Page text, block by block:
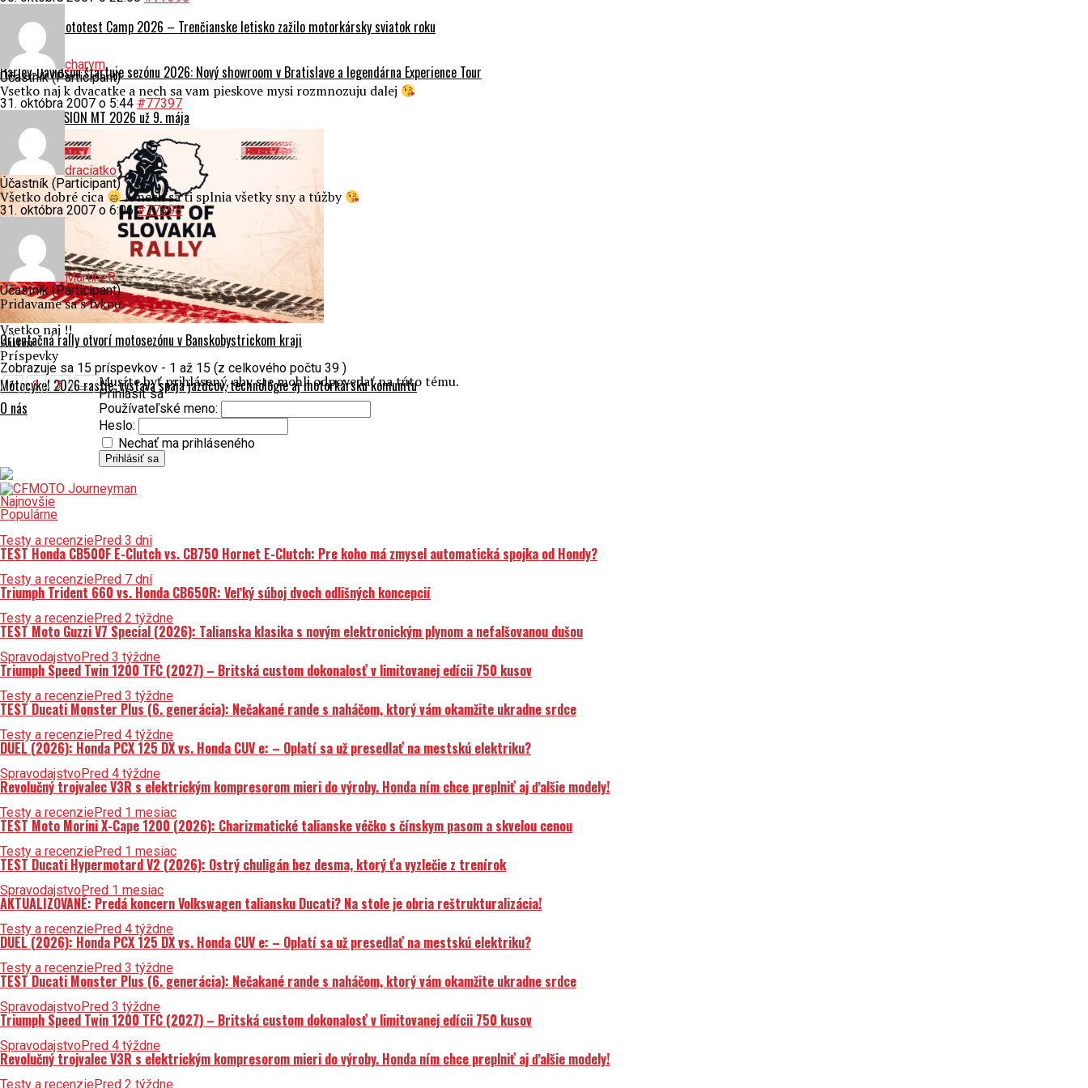
REPORTÁŽ: Mototest Camp 2026 – Trenčianske letisko zažilo motorkársky sviatok roku
Harley-Davidson štartuje sezónu 2026: Nový showroom v Bratislave a legendárna Experience Tour
CFMOTO MISSION MT 2026 už 9. mája
Orientačná rally otvorí motosezónu v Banskobystrickom kraji
Motocykel 2026 rastie: výstava spája jazdcov, technológie aj motorkársku komunitu
O nás
charym
Účastník (Participant)
Vsetko naj k dvacatke a nech sa vam pieskove mysi rozmnozuju dalej
31. októbra 2007 o 5:44 #77397
draciatko
Účastník (Participant)
Všetko dobré cica A nech sa ti splnia všetky sny a túžby
31. októbra 2007 o 6:06 #77398
MartineR
Účastník (Participant)
Pridavame sa s Ivkou.
Vsetko naj !!
Autor
Príspevky
Zobrazuje sa 15 príspevkov - 1 až 15 (z celkového počtu 39 )
1 2 3 → Musíte byť prihlásený, aby ste mohli odpovedať na túto tému.
Prihlásiť sa
Používateľské meno:
Heslo:
Nechať ma prihláseného
Prihlásiť sa
Najnovšie
Populárne
Testy a recenziePred 3 dni
TEST Honda CB500F E-Clutch vs. CB750 Hornet E-Clutch: Pre koho má zmysel automatická spojka od Hondy?
Testy a recenziePred 7 dní
Triumph Trident 660 vs. Honda CB650R: Veľký súboj dvoch odlišných koncepcií
Testy a recenziePred 2 týždne
TEST Moto Guzzi V7 Special (2026): Talianska klasika s novým elektronickým plynom a nefalšovanou dušou
SpravodajstvoPred 3 týždne
Triumph Speed Twin 1200 TFC (2027) – Britská custom dokonalosť v limitovanej edícii 750 kusov
Testy a recenziePred 3 týždne
TEST Ducati Monster Plus (6. generácia): Nečakané rande s naháčom, ktorý vám okamžite ukradne srdce
Testy a recenziePred 4 týždne
DUEL (2026): Honda PCX 125 DX vs. Honda CUV e: – Oplatí sa už presedlať na mestskú elektriku?
SpravodajstvoPred 4 týždne
Revolučný trojvalec V3R s elektrickým kompresorom mieri do výroby. Honda ním chce preplniť aj ďalšie modely!
Testy a recenziePred 1 mesiac
TEST Moto Morini X-Cape 1200 (2026): Charizmatické talianske véčko s čínskym pasom a skvelou cenou
Testy a recenziePred 1 mesiac
TEST Ducati Hypermotard V2 (2026): Ostrý chuligán bez desma, ktorý ťa vyzlečie z trenírok
SpravodajstvoPred 1 mesiac
AKTUALIZOVANÉ: Predá koncern Volkswagen taliansku Ducati? Na stole je obria reštrukturalizácia!
Testy a recenziePred 4 týždne
DUEL (2026): Honda PCX 125 DX vs. Honda CUV e: – Oplatí sa už presedlať na mestskú elektriku?
Testy a recenziePred 3 týždne
TEST Ducati Monster Plus (6. generácia): Nečakané rande s naháčom, ktorý vám okamžite ukradne srdce
SpravodajstvoPred 3 týždne
Triumph Speed Twin 1200 TFC (2027) – Britská custom dokonalosť v limitovanej edícii 750 kusov
SpravodajstvoPred 4 týždne
Revolučný trojvalec V3R s elektrickým kompresorom mieri do výroby. Honda ním chce preplniť aj ďalšie modely!
Testy a recenziePred 2 týždne